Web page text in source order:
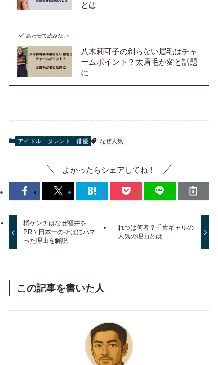
とは
あわせて読みたい
八木莉可子の剃らない眉毛はチャ
ームポイント？太眉毛が変と話題
に
アイドル タレント 俳優 なぜ人気
よかったらシェアしてね！
橘ケンチはなぜ福井を
PR？日本一のそばにハマ
った理由を解説
れつは何者？千葉ギャルの
人気の理由とは
この記事を書いた人